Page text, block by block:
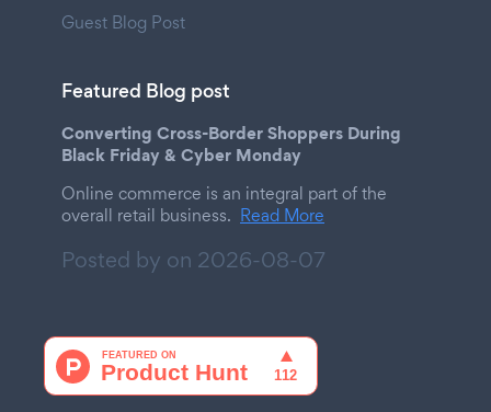
Guest Blog Post
Featured Blog post
Converting Cross-Border Shoppers During
Black Friday & Cyber Monday
Online commerce is an integral part of the
overall retail business. Read More
Posted by on 2026-08-07